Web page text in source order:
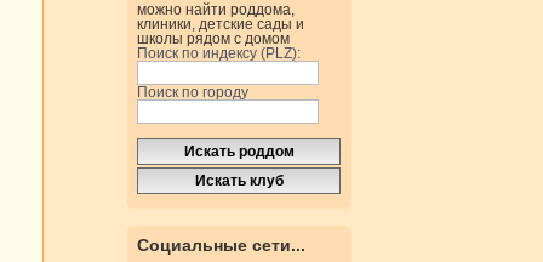
можно найти роддома,
клиники, детские сады и
школы рядом с домом
Поиск по индексу (PLZ):
Поиск по городу
Социальные сети...